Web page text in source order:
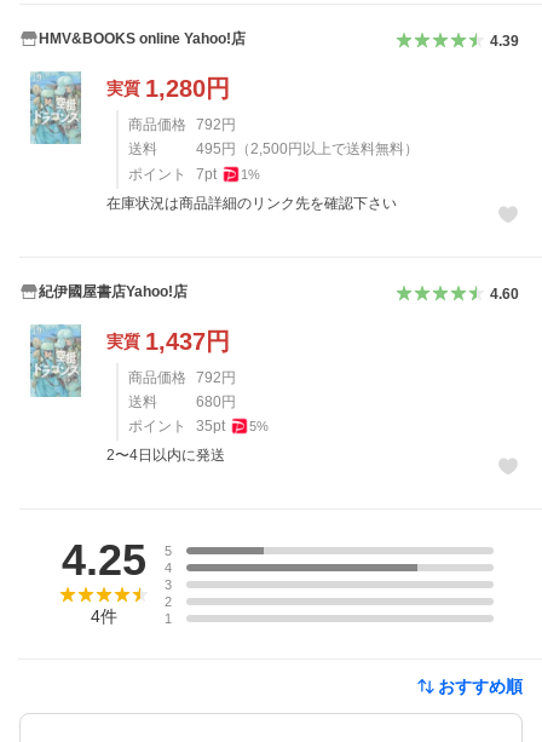
HMV&BOOKS online Yahoo!店 4.39
実質 1,280円
商品価格 792円
送料
495円 （ 2,500円以上で送料無料）
ポイント
7pt 1%
在庫状況は商品詳細のリンク先を確認下さい
紀伊國屋書店Yahoo!店 4.60
実質 1,437円
商品価格 792円
送料
680円
ポイント
35pt 5%
2〜4日以内に発送
4.25
4件
5
4
3
2
1
おすすめ順